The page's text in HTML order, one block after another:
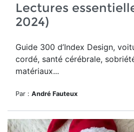
Lectures
2024)
Guide 300 d’Index Design,
cordé, santé cérébrale,
matériaux...
Par : André Fauteux